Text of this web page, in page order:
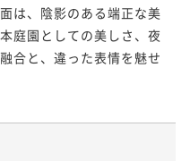
は、陰影のある端正な美
庭園としての美しさ、夜
合と、違った表情を魅せ